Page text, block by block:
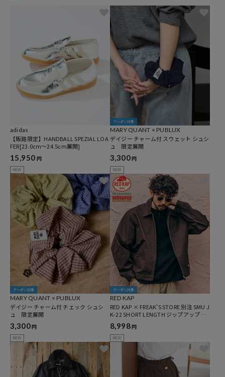
adidas
【販路限定】HANDBALL SPEZIAL LOA
FER[23.0cm～24.5cm展開]
15,950 円
NEW
クーポン対象
MARY QUANT × PUBLUX
デイジー チャーム付 スウェット シュシ
ュ 限定展開
3,300円
NEW
クーポン対象
MARY QUANT × PUBLUX
デイジー チャーム付 チェック シュシ
ュ 限定展開
3,300円
NEW
クーポン対象
RED KAP
RED KAP × FREAK'S STORE 別注 SMU J
K-22 SHORT LENGTH ジップアップ ワ
ークジャケット
8,998円
NEW